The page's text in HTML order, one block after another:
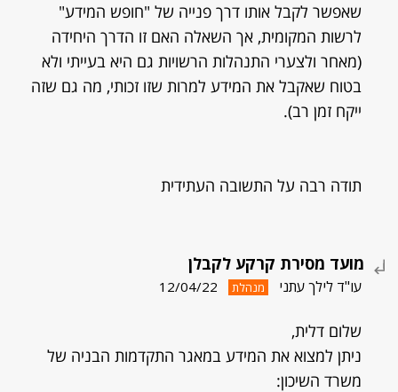
שאפשר לקבל אותו דרך פנייה של "חופש המידע"
לרשות המקומית, אך השאלה האם זו הדרך היחידה
(מאחר ולצערי התנהלות הרשויות גם היא בעייתי ולא
בטוח שאקבל את המידע למרות שזו זכותי, מה גם שזה
ייקח זמן רב).
תודה רבה על התשובה העתידית
מועד מסירת קרקע לקבלן
עו"ד לילך עתני מנהלת 12/04/22
שלום דלית,
ניתן למצוא את המידע במאגר התקדמות הבניה של
משרד השיכון: